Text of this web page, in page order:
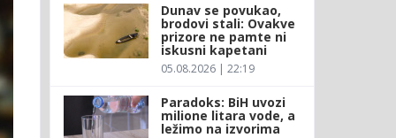
Dunav se povukao,
brodovi stali: Ovakve
prizore ne pamte ni
iskusni kapetani
05.08.2026 | 22:19
Paradoks: BiH uvozi
milione litara vode, a
ležimo na izvorima